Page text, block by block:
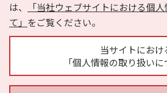
は、
「当社ウェブサイトにおける個
て」 をご覧ください。
当サイトにおけ
「個人情報の取り扱い
Copyright © HYOJITO.Co.,Ltd. All